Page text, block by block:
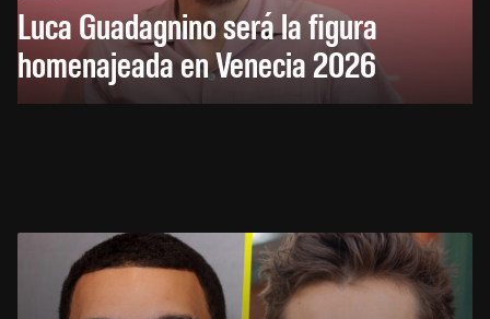
Luca Guadagnino será la figura
homenajeada en Venecia 2026